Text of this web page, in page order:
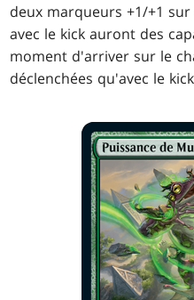
deux marqueurs +1/+1
avec le kick auront des
moment d'arriver sur le
déclenchées qu'avec le